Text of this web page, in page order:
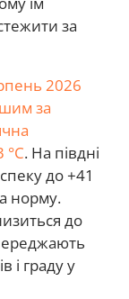
за
2026
за
°C. На півдні
до +41
норму.
до
і граду у